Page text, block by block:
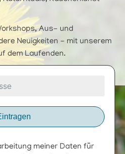
Aus- und
Neuigkeiten - mit unserem
dem Laufenden.
meiner Daten für